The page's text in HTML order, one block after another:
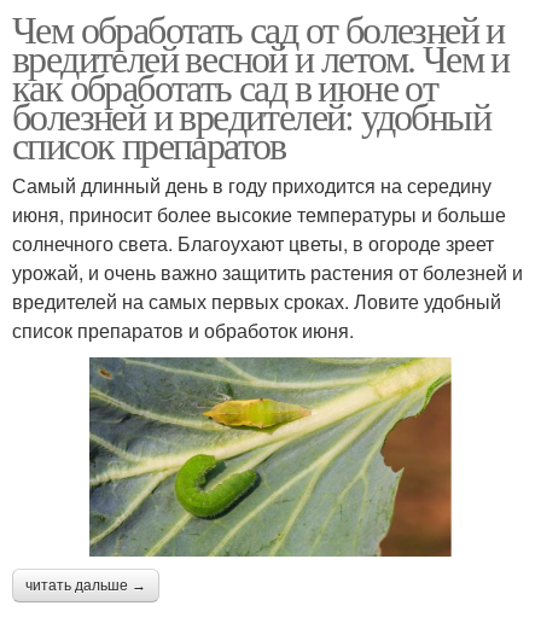
Чем обработать сад от болезней и
вредителей весной и летом. Чем и
как обработать сад в июне от
болезней и вредителей: удобный
список препаратов
Самый длинный день в году приходится на середину
июня, приносит более высокие температуры и больше
солнечного света. Благоухают цветы, в огороде зреет
урожай, и очень важно защитить растения от болезней и
вредителей на самых первых сроках. Ловите удобный
список препаратов и обработок июня.
читать дальше →